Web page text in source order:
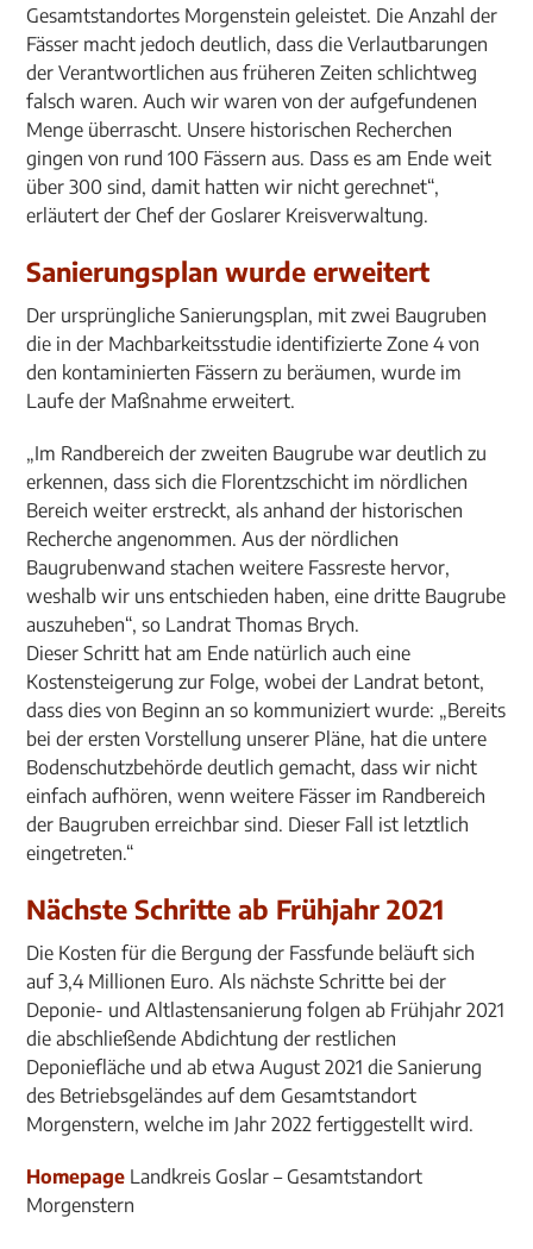
Gesamtstandortes Morgenstein geleistet. Die Anzahl der
Fässer macht jedoch deutlich, dass die Verlautbarungen
der Verantwortlichen aus früheren Zeiten schlichtweg
falsch waren. Auch wir waren von der aufgefundenen
Menge überrascht. Unsere historischen Recherchen
gingen von rund 100 Fässern aus. Dass es am Ende weit
über 300 sind, damit hatten wir nicht gerechnet“,
erläutert der Chef der Goslarer Kreisverwaltung.
Sanierungsplan wurde erweitert
Der ursprüngliche Sanierungsplan, mit zwei Baugruben
die in der Machbarkeitsstudie identifizierte Zone 4 von
den kontaminierten Fässern zu beräumen, wurde im
Laufe der Maßnahme erweitert.
„Im Randbereich der zweiten Baugrube war deutlich zu
erkennen, dass sich die Florentzschicht im nördlichen
Bereich weiter erstreckt, als anhand der historischen
Recherche angenommen. Aus der nördlichen
Baugrubenwand stachen weitere Fassreste hervor,
weshalb wir uns entschieden haben, eine dritte Baugrube
auszuheben“, so Landrat Thomas Brych.
Dieser Schritt hat am Ende natürlich auch eine
Kostensteigerung zur Folge, wobei der Landrat betont,
dass dies von Beginn an so kommuniziert wurde: „Bereits
bei der ersten Vorstellung unserer Pläne, hat die untere
Bodenschutzbehörde deutlich gemacht, dass wir nicht
einfach aufhören, wenn weitere Fässer im Randbereich
der Baugruben erreichbar sind. Dieser Fall ist letztlich
eingetreten.“
Nächste Schritte ab Frühjahr 2021
Die Kosten für die Bergung der Fassfunde beläuft sich
auf 3,4 Millionen Euro. Als nächste Schritte bei der
Deponie- und Altlastensanierung folgen ab Frühjahr 2021
die abschließende Abdichtung der restlichen
Deponiefläche und ab etwa August 2021 die Sanierung
des Betriebsgeländes auf dem Gesamtstandort
Morgenstern, welche im Jahr 2022 fertiggestellt wird.
Homepage Landkreis Goslar – Gesamtstandort
Morgenstern